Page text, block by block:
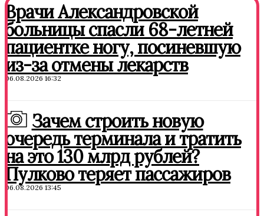
Врачи Александровской
больницы спасли 68-летней
пациентке ногу, посиневшую
из-за отмены лекарств
06.08.2026 16:32
Зачем строить новую
очередь терминала и тратить
на это 130 млрд рублей?
Пулково теряет пассажиров
06.08.2026 13:45